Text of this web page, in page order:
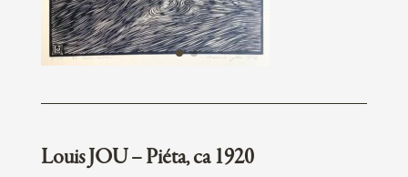
Louis JOU – Piéta, ca 1920